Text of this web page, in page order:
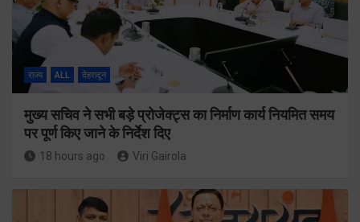
राज्य ALL देहरादून
मुख्य सचिव ने सभी बड़े प्रोजेक्ट्स का निर्माण कार्य नियमित समय
पर पूर्ण किए जाने के निर्देश दिए
18 hours ago Viri Gairola